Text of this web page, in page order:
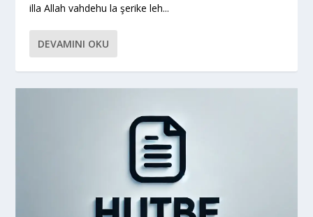
illa Allah vahdehu la şerike leh...
DEVAMINI OKU